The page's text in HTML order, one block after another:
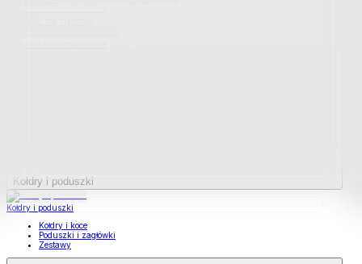
Kołdry i poduszki
Kołdry i poduszki
Kołdry i koce
Poduszki i zagłówki
Zestawy